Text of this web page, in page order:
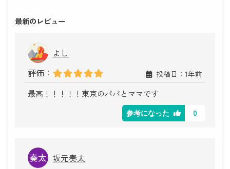
最新のレビュー
よし
評価：
投稿日：1年前
最高！！！！！東京のパパとママです
参考になった 0
坂元奏太